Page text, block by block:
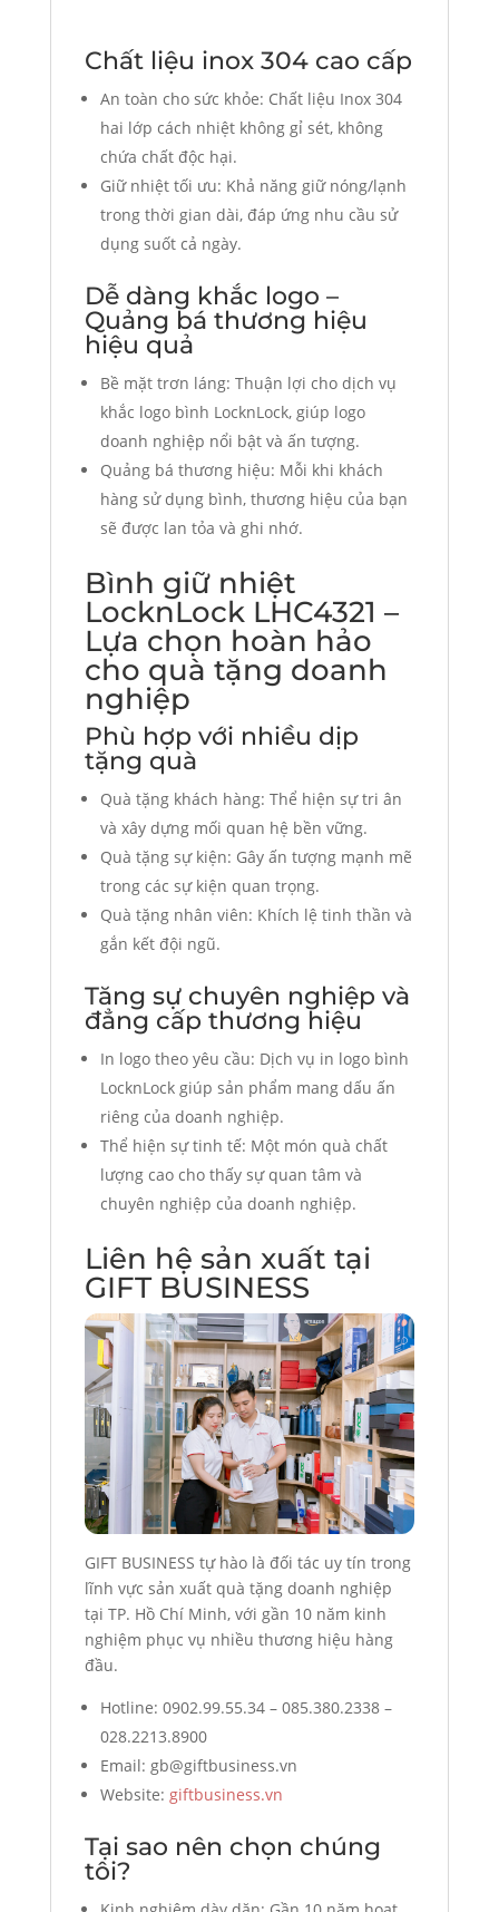
Chất liệu inox 304 cao cấp
An toàn cho sức khỏe: Chất liệu Inox 304
hai lớp cách nhiệt không gỉ sét, không
chứa chất độc hại.
Giữ nhiệt tối ưu: Khả năng giữ nóng/lạnh
trong thời gian dài, đáp ứng nhu cầu sử
dụng suốt cả ngày.
Dễ dàng khắc logo –
Quảng bá thương hiệu
hiệu quả
Bề mặt trơn láng: Thuận lợi cho dịch vụ
khắc logo bình LocknLock, giúp logo
doanh nghiệp nổi bật và ấn tượng.
Quảng bá thương hiệu: Mỗi khi khách
hàng sử dụng bình, thương hiệu của bạn
sẽ được lan tỏa và ghi nhớ.
Bình giữ nhiệt
LocknLock LHC4321 –
Lựa chọn hoàn hảo
cho quà tặng doanh
nghiệp
Phù hợp với nhiều dịp
tặng quà
Quà tặng khách hàng: Thể hiện sự tri ân
và xây dựng mối quan hệ bền vững.
Quà tặng sự kiện: Gây ấn tượng mạnh mẽ
trong các sự kiện quan trọng.
Quà tặng nhân viên: Khích lệ tinh thần và
gắn kết đội ngũ.
Tăng sự chuyên nghiệp và
đẳng cấp thương hiệu
In logo theo yêu cầu: Dịch vụ in logo bình
LocknLock giúp sản phẩm mang dấu ấn
riêng của doanh nghiệp.
Thể hiện sự tinh tế: Một món quà chất
lượng cao cho thấy sự quan tâm và
chuyên nghiệp của doanh nghiệp.
Liên hệ sản xuất tại
GIFT BUSINESS
GIFT BUSINESS tự hào là đối tác uy tín trong
lĩnh vực sản xuất quà tặng doanh nghiệp
tại TP. Hồ Chí Minh, với gần 10 năm kinh
nghiệm phục vụ nhiều thương hiệu hàng
đầu.
Hotline: 0902.99.55.34 – 085.380.2338 –
028.2213.8900
Email: gb@giftbusiness.vn
Website: giftbusiness.vn
Tại sao nên chọn chúng
tôi?